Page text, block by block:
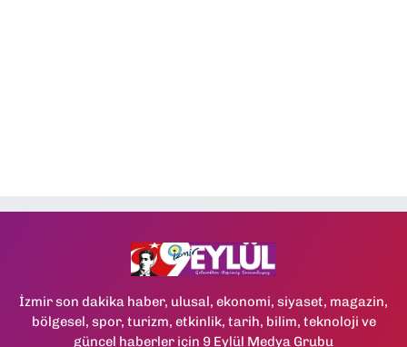
İzmir son dakika haber, ulusal, ekonomi, siyaset, magazin,
bölgesel, spor, turizm, etkinlik, tarih, bilim, teknoloji ve
güncel haberler için 9 Eylül Medya Grubu